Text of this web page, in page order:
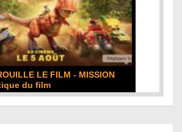
LE FILM - MISSION
du film